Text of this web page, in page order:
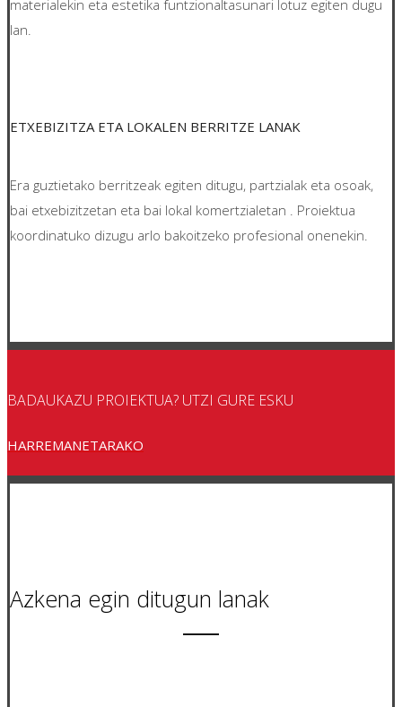
materialekin eta estetika funtzionaltasunari lotuz egiten dugu
lan.
ETXEBIZITZA ETA LOKALEN BERRITZE LANAK
Era guztietako berritzeak egiten ditugu, partzialak eta osoak,
bai etxebizitzetan eta bai lokal komertzialetan . Proiektua
koordinatuko dizugu arlo bakoitzeko profesional onenekin.
BADAUKAZU PROIEKTUA? UTZI GURE ESKU
HARREMANETARAKO
Azkena egin ditugun lanak